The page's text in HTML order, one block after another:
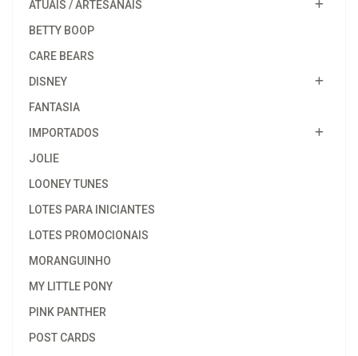
ATUAIS / ARTESANAIS
BETTY BOOP
CARE BEARS
DISNEY
FANTASIA
IMPORTADOS
JOLIE
LOONEY TUNES
LOTES PARA INICIANTES
LOTES PROMOCIONAIS
MORANGUINHO
MY LITTLE PONY
PINK PANTHER
POST CARDS